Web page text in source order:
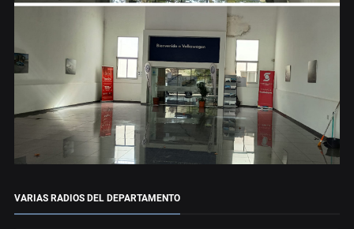
VARIAS RADIOS DEL DEPARTAMENTO